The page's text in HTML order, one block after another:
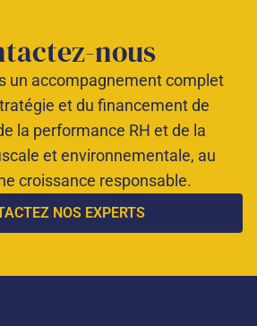
nous
un accompagnement complet
et du financement de
la performance RH et de la
et environnementale, au
croissance responsable.
NOS EXPERTS